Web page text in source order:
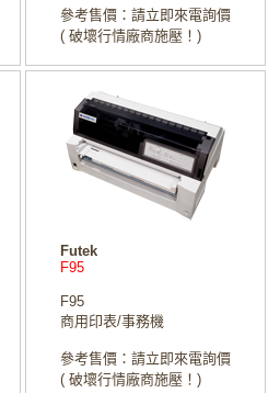
參考售價：請立即來電詢價
( 破壞行情廠商施壓！)
Futek
F95
F95
商用印表/事務機
參考售價：請立即來電詢價
( 破壞行情廠商施壓！)